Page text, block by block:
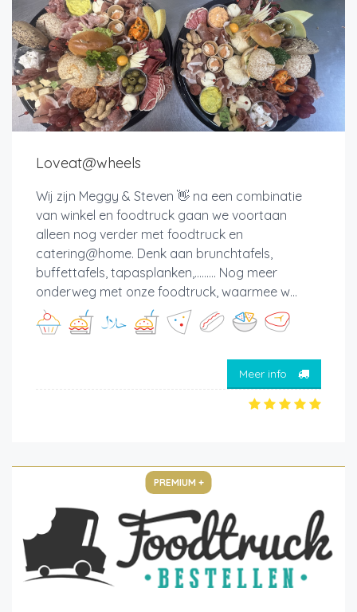
Loveat@wheels
Wij zijn Meggy & Steven 👋 na een combinatie
van winkel en foodtruck gaan we voortaan
alleen nog verder met foodtruck en
catering@home. Denk aan brunchtafels,
buffettafels, tapasplanken,......... Nog meer
onderweg met onze foodtruck, waarmee w...
Meer info
PREMIUM +